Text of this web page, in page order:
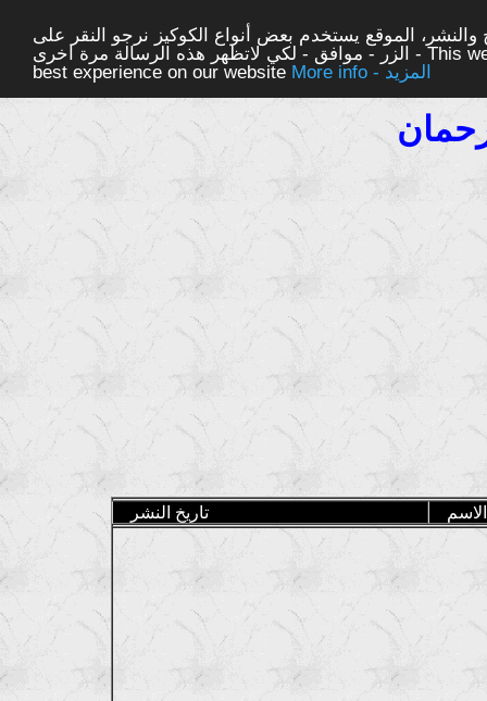
الموقع يستخدم بعض أنواع الكوكيز نرجو النقر على
الزر - موافق - لكي لاتظهر هذه الرسالة مرة اخرى - This website uses cookies to ensure you get the
best experience on our website
More info - المزيد
تاريخ النشر الاسم